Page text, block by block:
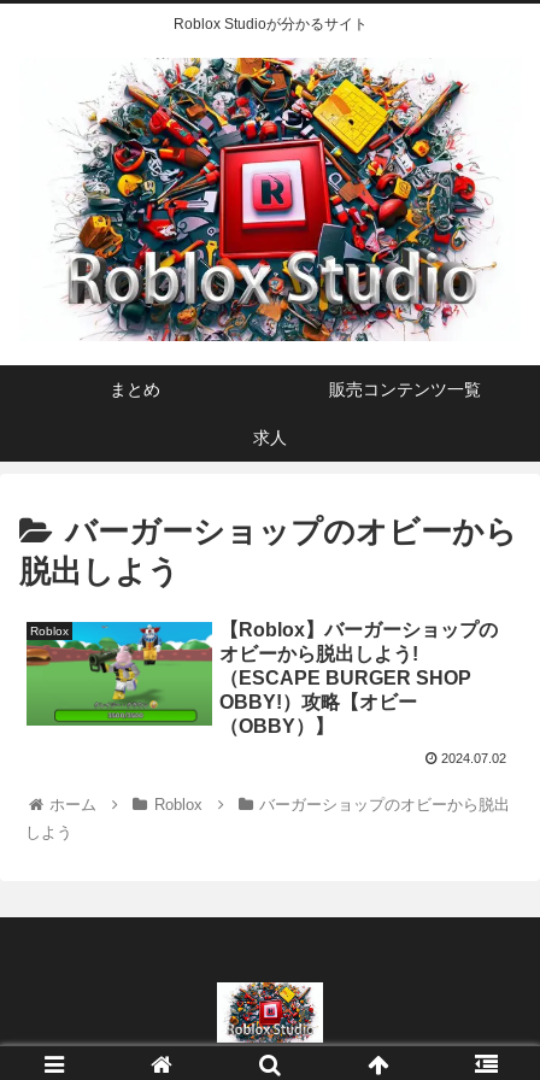
Roblox Studioが分かるサイト
まとめ 販売コンテンツ一覧
求人
バーガーショップのオビーから
脱出しよう
Roblox
【Roblox】バーガーショップの
オビーから脱出しよう!
（ESCAPE BURGER SHOP
OBBY!）攻略【オビー
（OBBY）】
2024.07.02
ホーム Roblox
バーガーショップのオビーから脱出
しよう
© 2022 Roblox Studio 制作tips.